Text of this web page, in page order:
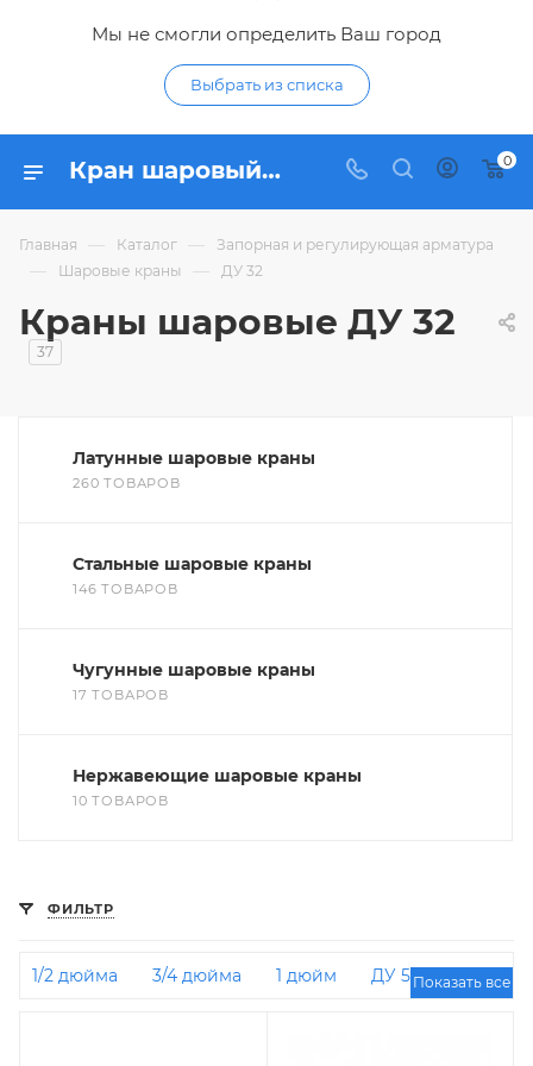
Мы не смогли определить Ваш город
Выбрать из списка
Кран шаровый ДУ 32 - купить краны шаровые ДУ32 (DN32) по низким ценам в интернет-магазине Гидропромтехника в Курске 0
Главная — Каталог — Запорная и регулирующая арматура
— Шаровые краны — ДУ 32
Краны шаровые ДУ 32
37
Латунные шаровые краны
260 ТОВАРОВ
Стальные шаровые краны
146 ТОВАРОВ
Чугунные шаровые краны
17 ТОВАРОВ
Нержавеющие шаровые краны
10 ТОВАРОВ
ФИЛЬТР
1/2 дюйма 3/4 дюйма 1 дюйм
ДУ 50Показать все